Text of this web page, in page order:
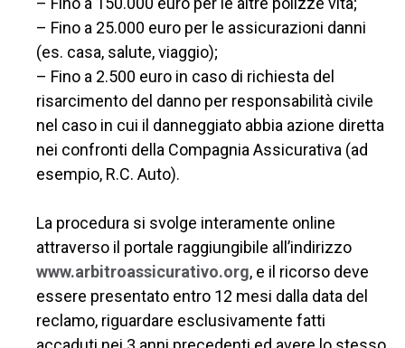
– Fino a 25.000 euro per le assicurazioni danni
(es. casa, salute, viaggio);
– Fino a 2.500 euro in caso di richiesta del
risarcimento del danno per responsabilità civile
nel caso in cui il danneggiato abbia azione diretta
nei confronti della Compagnia Assicurativa (ad
esempio, R.C. Auto).
La procedura si svolge interamente online
attraverso il portale raggiungibile all’indirizzo
www.arbitroassicurativo.org, e il ricorso deve
essere presentato entro 12 mesi dalla data del
reclamo, riguardare esclusivamente fatti